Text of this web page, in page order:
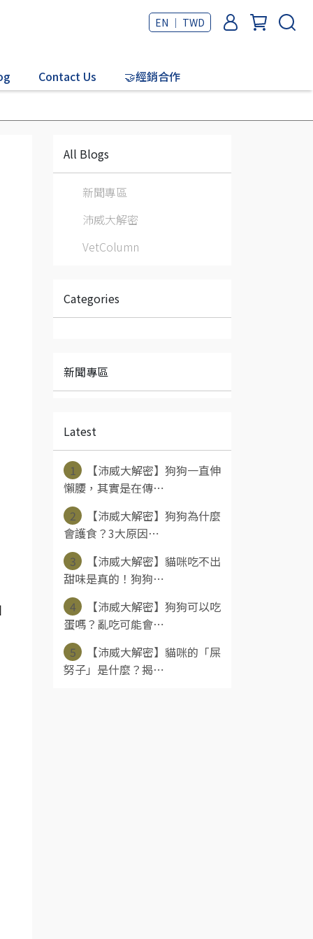
EN ｜ TWD
Contact Us 🤝經銷合作
All Blogs
新聞專區
沛威大解密
VetColumn
Categories
新聞專區
Latest
1
【沛威大解密】狗狗一直伸
懶腰，其實是在傳⋯
2
【沛威大解密】狗狗為什麼
會護食？3大原因⋯
3
【沛威大解密】貓咪吃不出
甜味是真的！狗狗⋯
4
【沛威大解密】狗狗可以吃
蛋嗎？亂吃可能會⋯
5
【沛威大解密】貓咪的「屎
努子」是什麼？揭⋯